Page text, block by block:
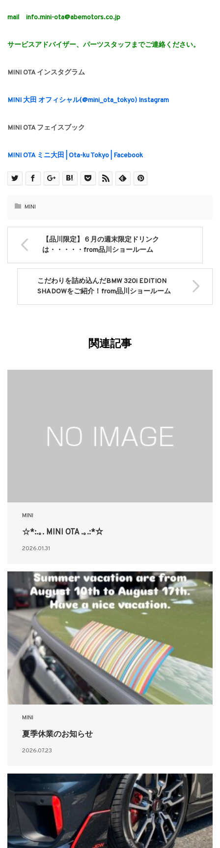
mail info.mini-ota@abemotors.co.jp
サービスアドバイザー、パーツスタッフまでご連絡ください。
MINI OTA インスタグラム
MINI 大田 オフィシャル(@mini_ota_tokyo) Instagram
MINI OTA フェイスブック
MINI OTA ミニ大田 | Ota-ku Tokyo | Facebook
MINI
【品川限定】６月の週末限定ドリンク
は・・・・・from品川ショールーム
こだわりを詰め込んだBMW 320i EDITION
SHADOWをご紹介！from品川ショールーム
関連記事
MINI
☆*:.｡. MINI OTA .｡.:*☆
2026.01.31
MINI
夏季休業のお知らせ
2026.07.23